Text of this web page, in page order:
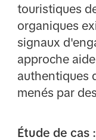
touristiques
organiques
signaux
approche
authentiques
menés par
Étude de cas :